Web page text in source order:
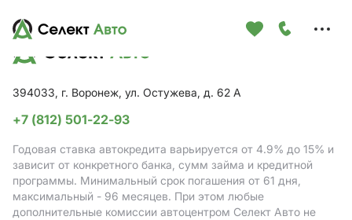
394033, г. Воронеж, ул. Остужева, д. 62 А
+7 (812) 501-22-93
Годовая ставка автокредита варьируется от 4.9% до 15% и
зависит от конкретного банка, сумм займа и кредитной
программы. Минимальный срок погашения от 61 дня,
максимальный - 96 месяцев. При этом любые
дополнительные комиссии автоцентром Селект Авто не